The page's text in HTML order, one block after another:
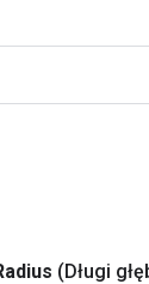
(Długi